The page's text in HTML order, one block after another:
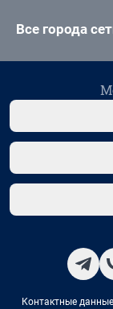
Все города
Контактные